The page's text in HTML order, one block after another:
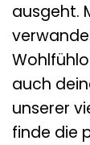
ausgeht.
auch
unserer
finde die